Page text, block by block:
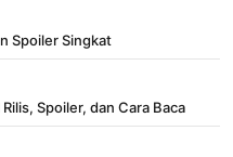
Spoiler Singkat
Spoiler, dan Cara Baca